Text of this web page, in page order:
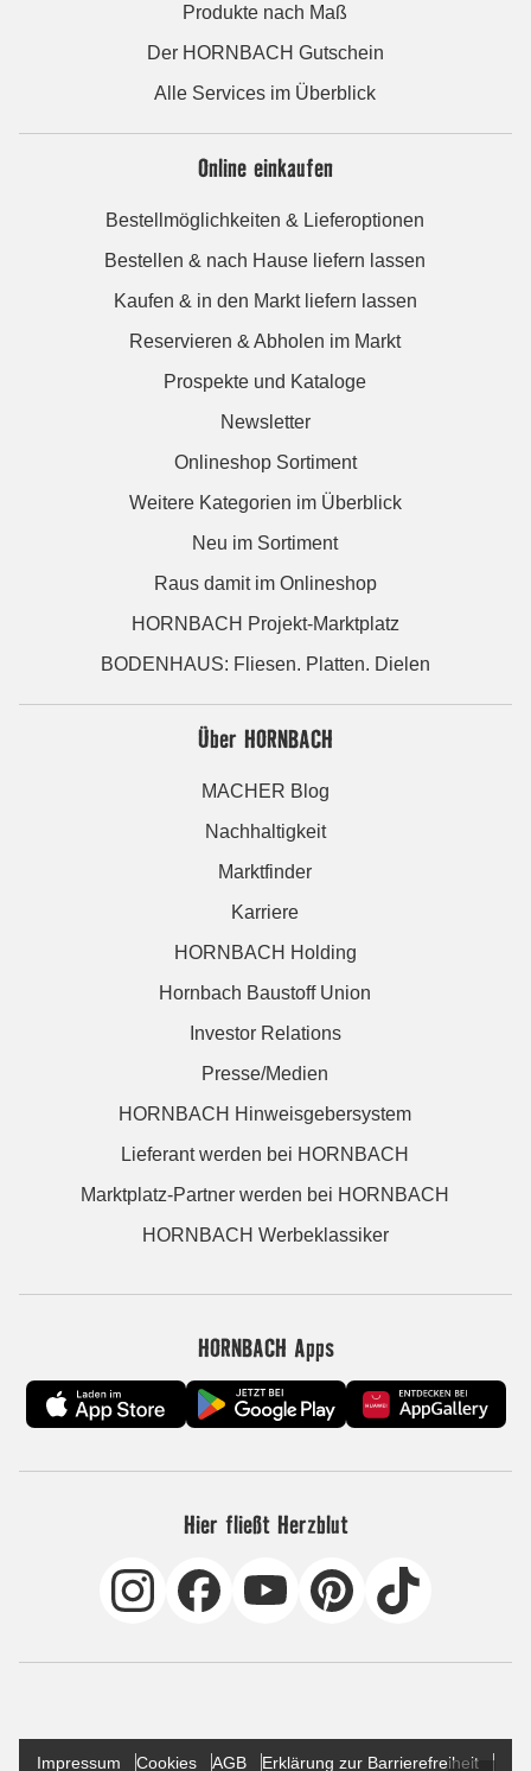
Produkte nach Maß
Der HORNBACH Gutschein
Alle Services im Überblick
Online einkaufen
Bestellmöglichkeiten & Lieferoptionen
Bestellen & nach Hause liefern lassen
Kaufen & in den Markt liefern lassen
Reservieren & Abholen im Markt
Prospekte und Kataloge
Newsletter
Onlineshop Sortiment
Weitere Kategorien im Überblick
Neu im Sortiment
Raus damit im Onlineshop
HORNBACH Projekt-Marktplatz
BODENHAUS: Fliesen. Platten. Dielen
Über HORNBACH
MACHER Blog
Nachhaltigkeit
Marktfinder
Karriere
HORNBACH Holding
Hornbach Baustoff Union
Investor Relations
Presse/Medien
HORNBACH Hinweisgebersystem
Lieferant werden bei HORNBACH
Marktplatz-Partner werden bei HORNBACH
HORNBACH Werbeklassiker
HORNBACH Apps
Hier fließt Herzblut
Impressum Cookies AGB Erklärung zur Barrierefreiheit